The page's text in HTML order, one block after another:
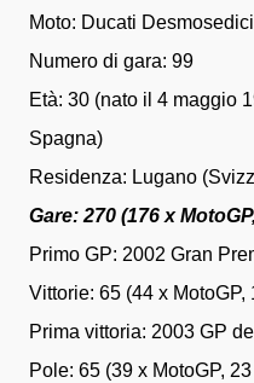
Moto: Ducati
Numero di gara: 99
Età: 30 (nato il 4 maggio
Spagna)
Residenza: Lugano
Gare: 270 (176 x MotoGP,
Primo GP: 2002 Gran
Vittorie: 65 (44 x
Prima vittoria: 2003 GP
Pole: 65 (39 x MotoGP,